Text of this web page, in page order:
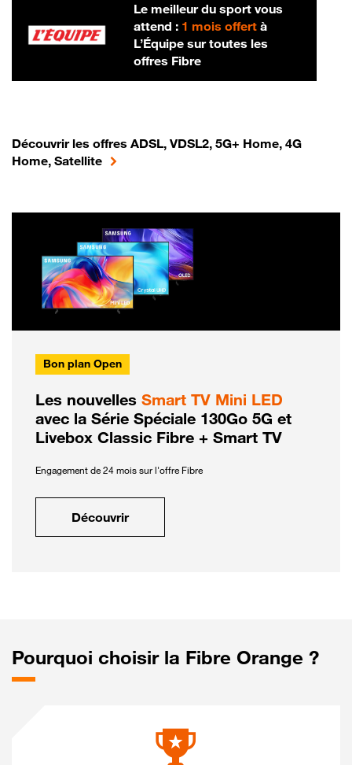
Le meilleur du sport vous
attend : 1 mois offertà
L’Équipe sur toutes les
offres Fibre
Découvrir les offres ADSL, VDSL2, 5G+ Home, 4G
Home, Satellite
Bon plan Open
Les nouvelles Smart TV Mini LED
avec la Série Spéciale 130Go 5G et
Livebox Classic Fibre + Smart TV
Engagement de 24 mois sur l'offre Fibre
Découvrir
Pourquoi choisir la Fibre Orange ?